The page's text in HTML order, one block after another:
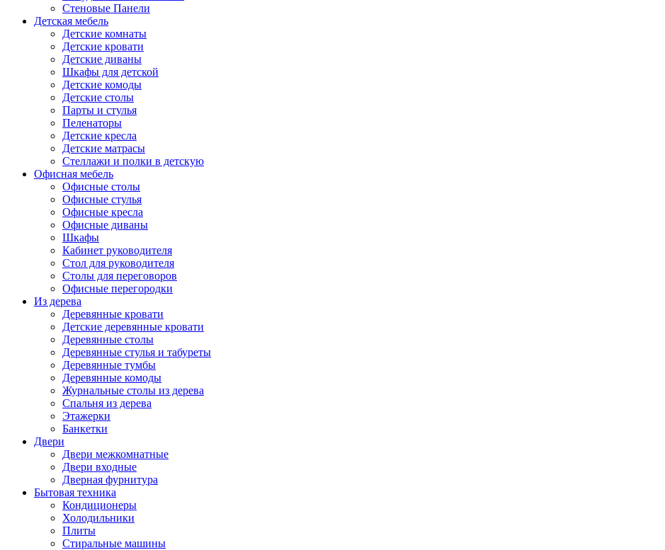
Стеновые Панели
Детская мебель
Детские комнаты
Детские кровати
Детские диваны
Шкафы для детской
Детские комоды
Детские столы
Парты и стулья
Пеленаторы
Детские кресла
Детские матрасы
Стеллажи и полки в детскую
Офисная мебель
Офисные столы
Офисные стулья
Офисные кресла
Офисные диваны
Шкафы
Кабинет руководителя
Стол для руководителя
Столы для переговоров
Офисные перегородки
Из дерева
Деревянные кровати
Детские деревянные кровати
Деревянные столы
Деревянные стулья и табуреты
Деревянные тумбы
Деревянные комоды
Журнальные столы из дерева
Спальня из дерева
Этажерки
Банкетки
Двери
Двери межкомнатные
Двери входные
Дверная фурнитура
Бытовая техника
Кондиционеры
Холодильники
Плиты
Стиральные машины